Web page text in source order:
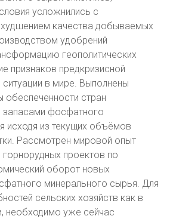
усложнились с
качества добываемых
удобрений
геополитических
признаков предкризисной
в мире. Выполнены
обеспеченности стран
фосфатного
исходя из текущих объёмов
Рассмотрен мировой опыт
горнорудных проектов по
оборот новых
минерального сырья. Для
сельских хозяйств как в
необходимо уже сейчас